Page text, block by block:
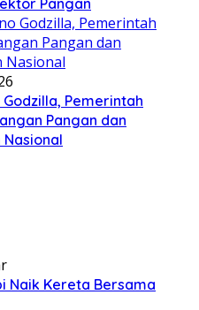
Pangan
Pemerintah
Pangan dan
Naik Kereta Bersama